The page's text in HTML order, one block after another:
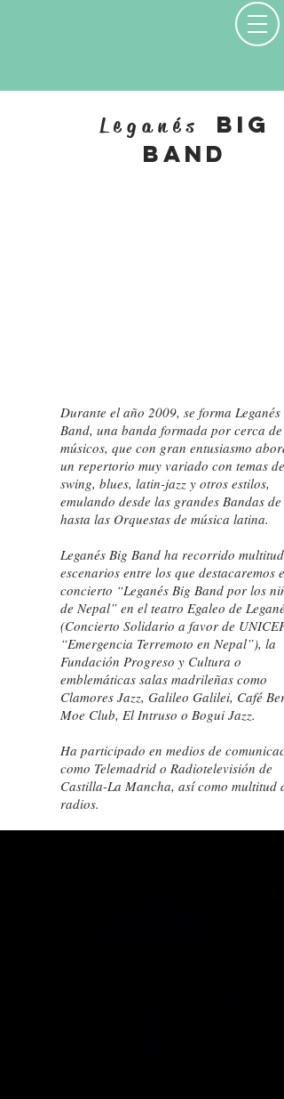
Leganés
Big
band
Durante el año 2009, se forma Leganés
Band, una banda formada por cerca de
músicos, que con gran entusiasmo
un repertorio muy variado con temas de
swing, blues, latin-jazz y otros estilos,
emulando desde las grandes Bandas de
hasta las Orquestas de música latina.
Leganés Big Band ha recorrido multitud
escenarios entre los que destacaremos el
concierto “Leganés Big Band por los
de Nepal” en el teatro Egaleo de Leganés
(Concierto Solidario a favor de UNICEF
“Emergencia Terremoto en Nepal”), la
Fundación Progreso y Cultura o
emblemáticas salas madrileñas como
Clamores Jazz, Galileo Galilei, Café
Moe Club, El Intruso o Bogui Jazz.
Ha participado en medios de
como Telemadrid o Radiotelevisión de
Castilla-La Mancha, así como multitud de
radios.